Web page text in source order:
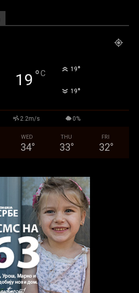
19 °C 19°
19°
2.2m/s 0%
WED
34°
THU
33°
FRI
32°